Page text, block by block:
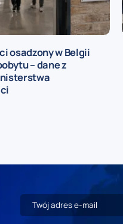
osadzony w Belgii
– dane z